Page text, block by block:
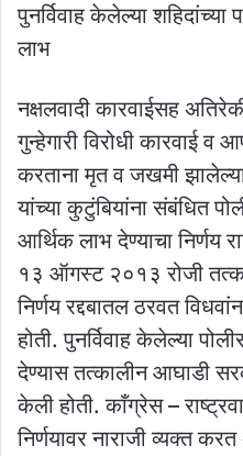
पुनर्विवाह केलेल्या
लाभ
नक्षलवादी कारवाईसह
गुन्हेगारी विरोधी कारवाई व
करताना मृत व जखमी
यांच्या कुटुंबियांना संबंधित
आर्थिक लाभ देण्याचा निर्णय
१३ ऑगस्ट २०१३ रोजी
निर्णय रद्दबातल ठरवत
होती. पुनर्विवाह केलेल्या
देण्यास तत्कालीन आघाडी
केली होती. काँग्रेस –
निर्णयावर नाराजी व्यक्त